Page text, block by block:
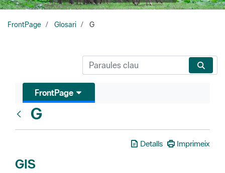
FrontPage Glosari G
FrontPage
G
Detalls Imprimeix
GIS